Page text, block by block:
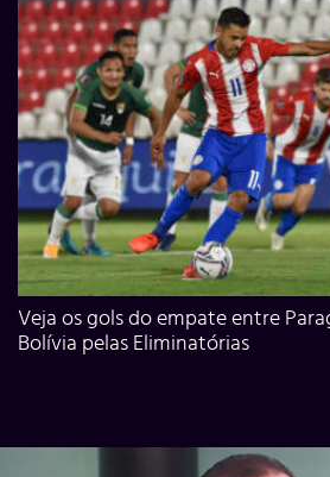
Veja os gols do empate entre
Bolívia pelas Eliminatórias